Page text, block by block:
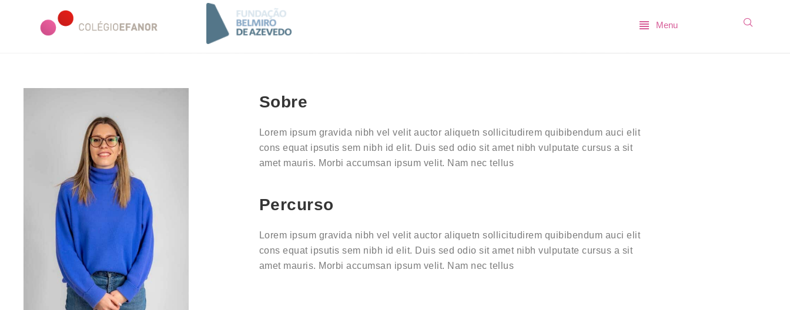
Menu
Sobre
Lorem ipsum gravida nibh vel velit auctor aliquetn sollicitudirem quibibendum auci elit
cons equat ipsutis sem nibh id elit. Duis sed odio sit amet nibh vulputate cursus a sit
amet mauris. Morbi accumsan ipsum velit. Nam nec tellus
Percurso
Lorem ipsum gravida nibh vel velit auctor aliquetn sollicitudirem quibibendum auci elit
cons equat ipsutis sem nibh id elit. Duis sed odio sit amet nibh vulputate cursus a sit
amet mauris. Morbi accumsan ipsum velit. Nam nec tellus